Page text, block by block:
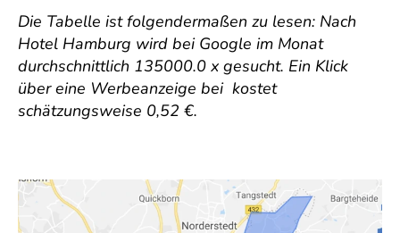
Die Tabelle ist folgendermaßen zu lesen: Nach
Hotel Hamburg wird bei Google im Monat
durchschnittlich 135000.0 x gesucht. Ein Klick
über eine Werbeanzeige bei kostet
schätzungsweise 0,52 €.